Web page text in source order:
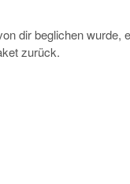
dir beglichen
zurück.